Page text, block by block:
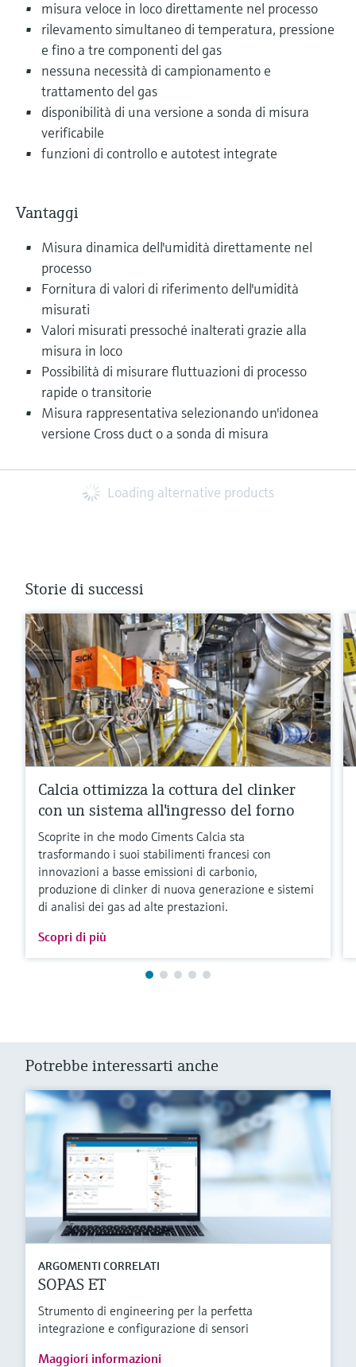
misura veloce in loco direttamente nel processo
rilevamento simultaneo di temperatura, pressione
e fino a tre componenti del gas
nessuna necessità di campionamento e
trattamento del gas
disponibilità di una versione a sonda di misura
verificabile
funzioni di controllo e autotest integrate
Vantaggi
Misura dinamica dell'umidità direttamente nel
processo
Fornitura di valori di riferimento dell'umidità
misurati
Valori misurati pressoché inalterati grazie alla
misura in loco
Possibilità di misurare fluttuazioni di processo
rapide o transitorie
Misura rappresentativa selezionando un'idonea
versione Cross duct o a sonda di misura
Loading alternative products
Storie di successi
Calcia ottimizza la cottura del clinker
con un sistema all'ingresso del forno
Scoprite in che modo Ciments Calcia sta
trasformando i suoi stabilimenti francesi con
innovazioni a basse emissioni di carbonio,
produzione di clinker di nuova generazione e sistemi
di analisi dei gas ad alte prestazioni.
Scopri di più
Potrebbe interessarti anche
ARGOMENTI CORRELATI
SOPAS ET
Strumento di engineering per la perfetta
integrazione e configurazione di sensori
Maggiori informazioni